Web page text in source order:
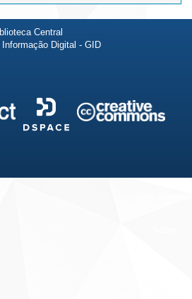
Central
Digital - GID